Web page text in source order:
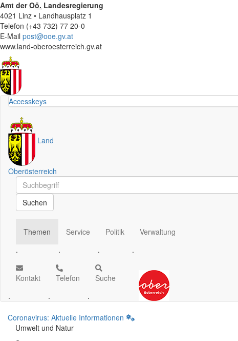
Amt derOö. Landesregierung
4021 Linz • Landhausplatz 1
Telefon (+43 732) 77 20-0
E-Mail post@ooe.gv.at
www.land-oberoesterreich.gv.at
Accesskeys
Land
Oberösterreich
Schnellsuche
Schnellsuche
Suchen
Themen
.
Service
.
Politik
.
Verwaltung
.
Kontakt
.
Telefon
.
Suche
.
Coronavirus: Aktuelle Informationen
Umwelt und Natur